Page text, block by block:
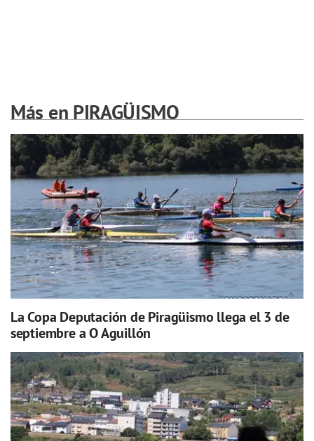
Más en PIRAGÜISMO
La Copa Deputación de Piragüismo llega el 3 de
septiembre a O Aguillón